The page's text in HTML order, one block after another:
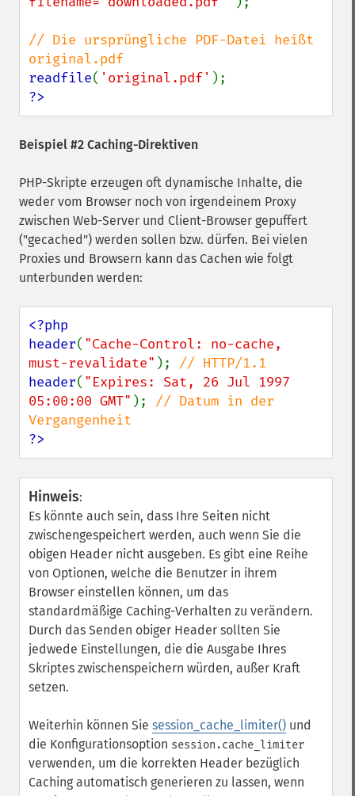
// Die ursprüngliche PDF-Datei heißt
readfile( 'original.pdf'
?>
Beispiel #2 Caching-Direktiven
PHP-Skripte erzeugen oft dynamische Inhalte, die
weder vom Browser noch von irgendeinem Proxy
zwischen Web-Server und Client-Browser gepuffert
("gecached") werden sollen bzw. dürfen. Bei vielen
Proxies und Browsern kann das Cachen wie folgt
unterbunden werden:
<?php
header( "Cache-Control: no-cache,
must-revalidate" );
header( "Expires: Sat, 26 Jul 1997
05:00:00 GMT" ); // Datum in der
?>
Hinweis:
Es könnte auch sein, dass Ihre Seiten nicht
zwischengespeichert werden, auch wenn Sie die
obigen Header nicht ausgeben. Es gibt eine Reihe
von Optionen, welche die Benutzer in ihrem
Browser einstellen können, um das
standardmäßige Caching-Verhalten zu verändern.
Durch das Senden obiger Header sollten Sie
jedwede Einstellungen, die die Ausgabe Ihres
Skriptes zwischenspeichern würden, außer Kraft
setzen.
Weiterhin können Sie session_cache_limiter() und
die Konfigurationsoption session.cache_limiter
verwenden, um die korrekten Header bezüglich
Caching automatisch generieren zu lassen, wenn